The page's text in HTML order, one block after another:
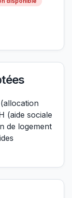
(aide sociale
de logement